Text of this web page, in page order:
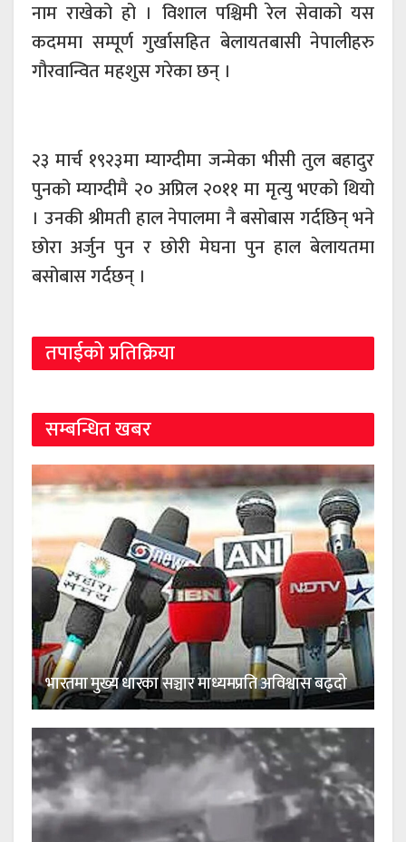
नाम राखेको हो । विशाल पश्चिमी रेल सेवाको यस
कदममा सम्पूर्ण गुर्खासहित बेलायतबासी नेपालीहरु
गौरवान्वित महशुस गरेका छन् ।
२३ मार्च १९२३मा म्याग्दीमा जन्मेका भीसी तुल बहादुर
पुनको म्याग्दीमै २० अप्रिल २०११ मा मृत्यु भएको थियो
। उनकी श्रीमती हाल नेपालमा नै बसोबास गर्दछिन् भने
छोरा अर्जुन पुन र छोरी मेघना पुन हाल बेलायतमा
बसोबास गर्दछन् ।
तपाईको प्रतिक्रिया
सम्बन्धित खबर
भारतमा मुख्य धारका सञ्चार माध्यमप्रति अविश्वास बढ्दो